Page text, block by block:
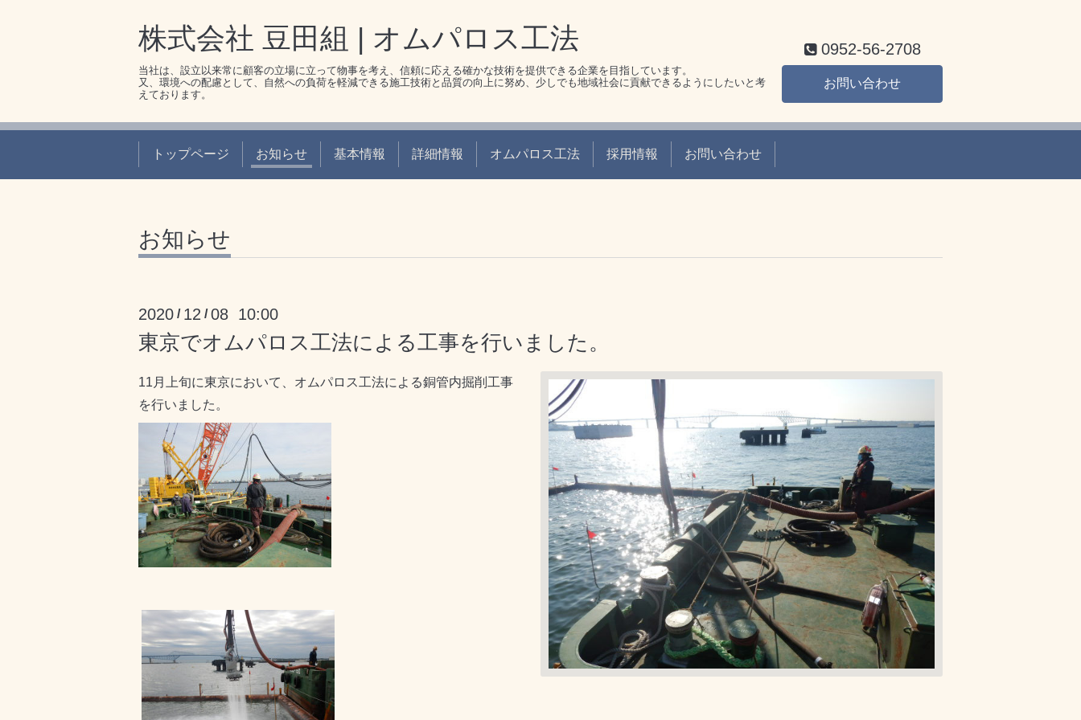
株式会社 豆田組 | オムパロス工法
当社は、設立以来常に顧客の立場に立って物事を考え、信頼に応える確かな技術を提供できる企業を目指しています。
又、環境への配慮として、自然への負荷を軽減できる施工技術と品質の向上に努め、少しでも地域社会に貢献できるようにしたいと考
えております。
0952-56-2708
お問い合わせ
トップページ お知らせ 基本情報 詳細情報 オムパロス工法 採用情報 お問い合わせ
お知らせ
2020 / 12 /08 10:00
東京でオムパロス工法による工事を行いました。
11月上旬に東京において、オムパロス工法による銅管内掘削工事
を行いました。